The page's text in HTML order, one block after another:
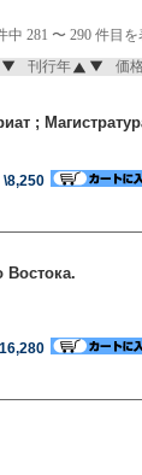
中 281 〜 290 件目
刊行年 価格
;
\8,250
Востока.